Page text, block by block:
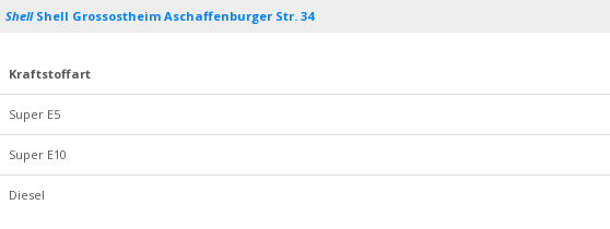
ShellShell Grossostheim Aschaffenburger Str. 34
Kraftstoffart
Super E5
Super E10
Diesel